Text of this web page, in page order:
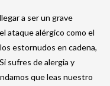
a ser un grave
ataque alérgico como el
estornudos en cadena,
sufres de alergia y
que leas nuestro